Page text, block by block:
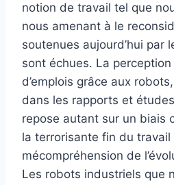
notion de travail tel que
nous amenant à le
soutenues aujourd’hui par
sont échues. La
d’emplois grâce aux
dans les rapports et
repose autant sur un biais
la terrorisante fin du travail
mécompréhension de
Les robots industriels que